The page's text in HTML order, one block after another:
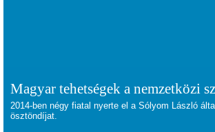
Magyar tehetségek a nemzetközi
2014-ben négy fiatal nyerte el a Sólyom László
ösztöndíjat.